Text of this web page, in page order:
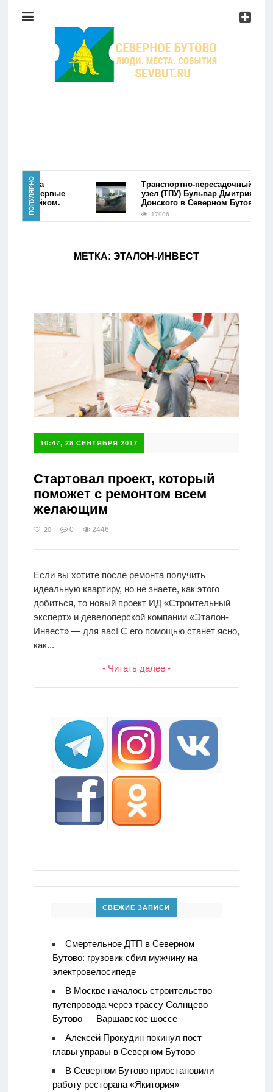
Район
Мероприятия
Главная
Новости
ПОПУЛЯРНО
района
Первые
фэйком.
Транспортно-пересадочный
узел (ТПУ) Бульвар Дмитрия
Донского в Северном Бутово
17906
МЕТКА: ЭТАЛОН-ИНВЕСТ
10:47, 28 СЕНТЯБРЯ 2017
Стартовал проект, который
поможет с ремонтом всем
желающим
20 0 2446
Если вы хотите после ремонта получить
идеальную квартиру, но не знаете, как этого
добиться, то новый проект ИД «Строительный
эксперт» и девелоперской компании «Эталон-
Инвест» — для вас! С его помощью станет ясно,
как...
- Читать далее -
СВЕЖИЕ ЗАПИСИ
Смертельное ДТП в Северном
Бутово: грузовик сбил мужчину на
электровелосипеде
В Москве началось строительство
путепровода через трассу Солнцево —
Бутово — Варшавское шоссе
Алексей Прокудин покинул пост
главы управы в Северном Бутово
В Северном Бутово приостановили
работу ресторана «Якитория»